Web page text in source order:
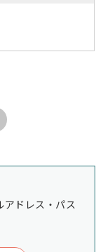
アドレス・パス